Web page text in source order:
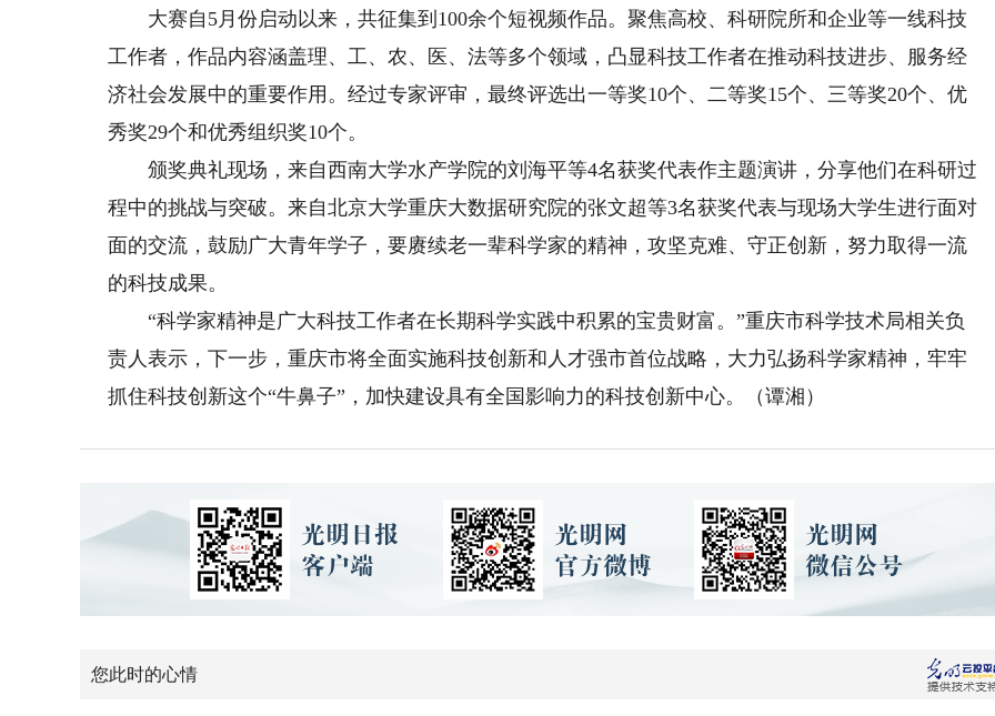
大赛自5月份启动以来，共征集到100余个短视频作品。聚焦高校、科研院所和企业等一线科技
工作者，作品内容涵盖理、工、农、医、法等多个领域，凸显科技工作者在推动科技进步、服务经
济社会发展中的重要作用。经过专家评审，最终评选出一等奖10个、二等奖15个、三等奖20个、优
秀奖29个和优秀组织奖10个。
颁奖典礼现场，来自西南大学水产学院的刘海平等4名获奖代表作主题演讲，分享他们在科研过
程中的挑战与突破。来自北京大学重庆大数据研究院的张文超等3名获奖代表与现场大学生进行面对
面的交流，鼓励广大青年学子，要赓续老一辈科学家的精神，攻坚克难、守正创新，努力取得一流
的科技成果。
“科学家精神是广大科技工作者在长期科学实践中积累的宝贵财富。”重庆市科学技术局相关负
责人表示，下一步，重庆市将全面实施科技创新和人才强市首位战略，大力弘扬科学家精神，牢牢
抓住科技创新这个“牛鼻子”，加快建设具有全国影响力的科技创新中心。（谭湘）
您此时的心情